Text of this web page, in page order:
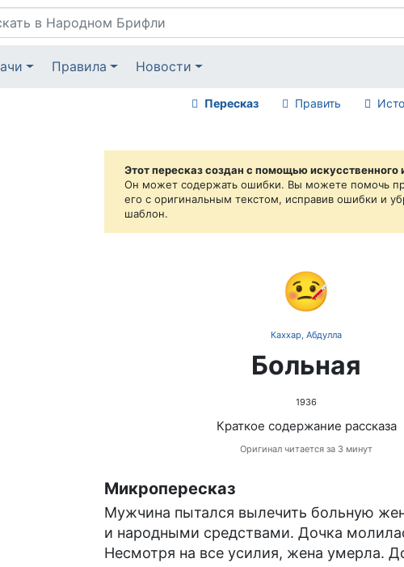
Правила Новости
Пересказ Править
Этот пересказ создан с помощью искусственного
Он может содержать ошибки. Вы можете помочь
его с оригинальным текстом, исправив ошибки и
шаблон.
🤒
Каххар, Абдулла
Больная
1936
Краткое содержание рассказа
Оригинал читается за 3 минут
Микропересказ
Мужчина пытался вылечить больную
и народными средствами. Дочка
Несмотря на все усилия, жена умерла.